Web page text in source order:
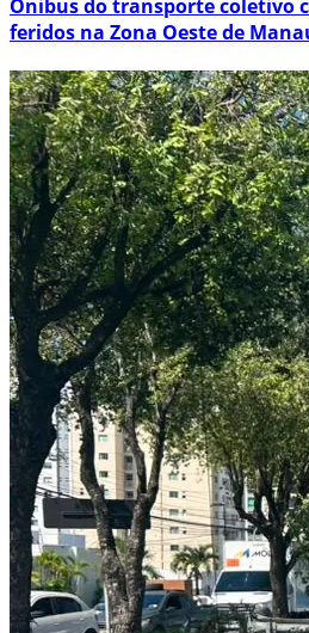
Ônibus do transporte coletivo
feridos na Zona Oeste de